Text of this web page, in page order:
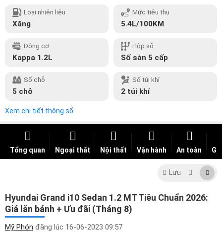
Loại nhiên liệu
Xăng
Mức tiêu thụ
5.4L/100KM
Động cơ
Kappa 1.2L
Hộp số
Số sàn 5 cấp
Số chỗ
5 chỗ
Số túi khí
2 túi khí
Xem chi tiết thông số
Tổng quan Ngoại thất Nội thất Vận hành An toàn
Lưu
Hyundai Grand i10 Sedan 1.2 MT Tiêu Chuẩn 2026:
Giá lăn bánh + Ưu đãi (Tháng 8)
Mỹ Phón đăng lúc 16-06-2023 09:57